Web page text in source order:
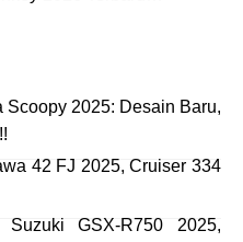
Scoopy 2025: Desain Baru,
42 FJ 2025, Cruiser 334
GSX-R750 2025,